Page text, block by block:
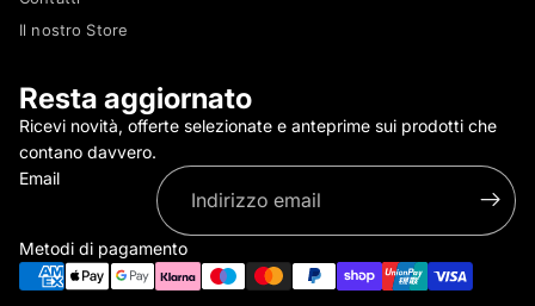
Il nostro Store
Resta aggiornato
Ricevi novità, offerte selezionate e anteprime sui prodotti che
contano davvero.
Email
Metodi di pagamento